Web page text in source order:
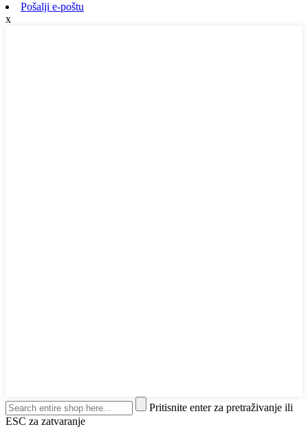
Pošalji e-poštu
x
Pritisnite enter za pretraživanje ili
ESC za zatvaranje